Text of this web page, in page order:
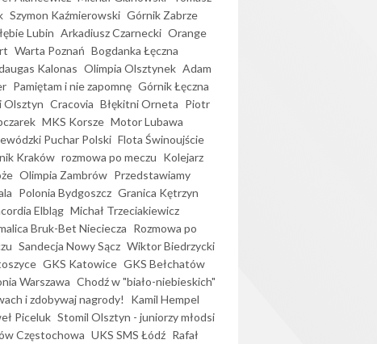
Szymon Kaźmierowski Górnik Zabrze
Lubin Arkadiusz Czarnecki Orange
Warta Poznań Bogdanka Łęczna
Kalonas Olimpia Olsztynek Adam
Pamiętam i nie zapomnę Górnik Łęczna
Olsztyn Cracovia Błękitni Orneta Piotr
MKS Korsze Motor Lubawa
Puchar Polski Flota Świnoujście
Kraków rozmowa po meczu Kolejarz
Olimpia Zambrów Przedstawiamy
Polonia Bydgoszcz Granica Kętrzyn
Elbląg Michał Trzeciakiewicz
Bruk-Bet Nieciecza Rozmowa po
Sandecja Nowy Sącz Wiktor Biedrzycki
GKS Katowice GKS Bełchatów
Warszawa Chodź w "biało-niebieskich"
i zdobywaj nagrody!
Kamil Hempel
Piceluk Stomil Olsztyn - juniorzy młodsi
Częstochowa UKS SMS Łódź Rafał